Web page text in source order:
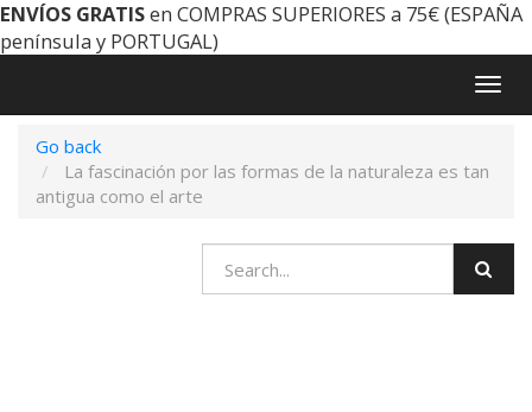
ENVÍOS GRATISen COMPRAS SUPERIORES a 75€ (ESPAÑA
península y PORTUGAL)
Go back
La fascinación por las formas de la naturaleza es tan
antigua como el arte